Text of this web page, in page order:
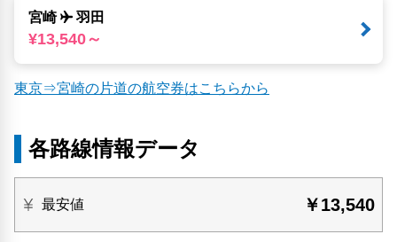
宮崎 羽田
¥13,540～
東京⇒宮崎の片道の航空券はこちらから
各路線情報データ
最安値 ￥13,540